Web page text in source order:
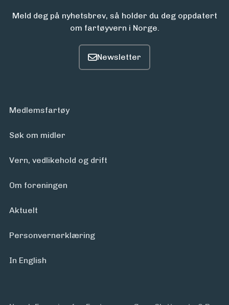
Meld deg på nyhetsbrev, så holder du deg oppdatert
om fartøyvern i Norge.
Medlemsfartøy
Søk om midler
Vern, vedlikehold og drift
Om foreningen
Aktuelt
Personvern­erklæring
In English